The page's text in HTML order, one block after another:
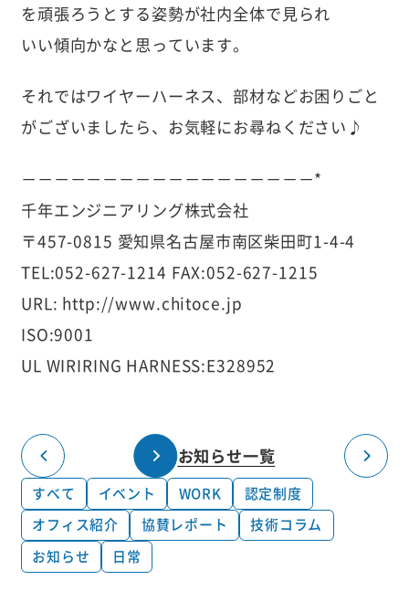
すべて イベント WORK
認定制度
オフィス紹介
協賛レポート
技術コラム
お知らせ
日常
を頑張ろうとする姿勢が社内全体で見られ
いい傾向かなと思っています。
それではワイヤーハーネス、部材などお困りごと
がございましたら、お気軽にお尋ねください♪
－－－－－－－－－－－－－－－－－－*
千年エンジニアリング株式会社
〒457-0815 愛知県名古屋市南区柴田町1-4-4
TEL:052-627-1214 FAX:052-627-1215
URL: http://www.chitoce.jp
ISO:9001
UL WIRIRING HARNESS:E328952
お知らせ一覧